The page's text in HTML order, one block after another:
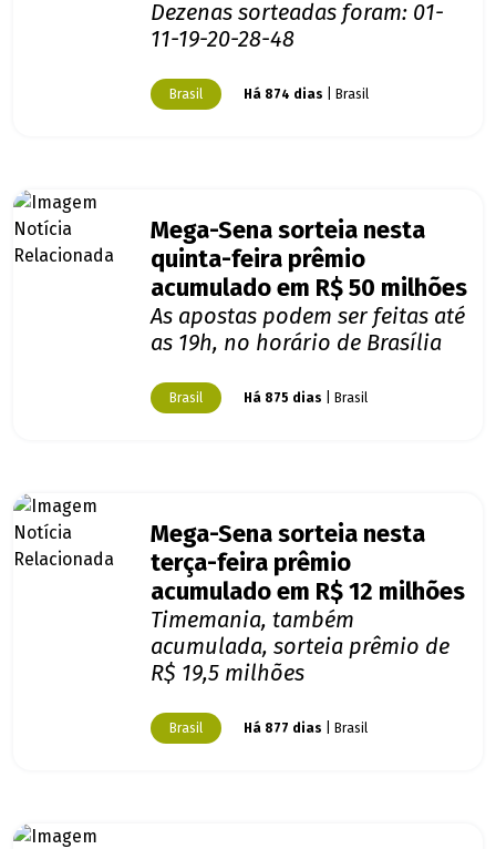
Dezenas sorteadas foram: 01-
11-19-20-28-48
Brasil Há 874 dias | Brasil
Mega-Sena sorteia nesta
quinta-feira prêmio
acumulado em R$ 50 milhões
As apostas podem ser feitas até
as 19h, no horário de Brasília
Brasil Há 875 dias | Brasil
Mega-Sena sorteia nesta
terça-feira prêmio
acumulado em R$ 12 milhões
Timemania, também
acumulada, sorteia prêmio de
R$ 19,5 milhões
Brasil Há 877 dias | Brasil